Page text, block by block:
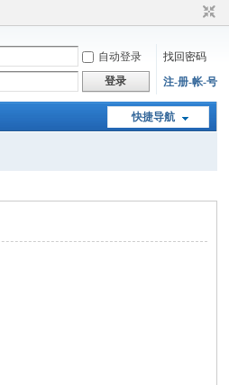
自动登录
找回密码
登录 注-册-帐-号
快捷导航